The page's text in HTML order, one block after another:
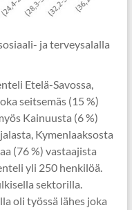
ja terveysalalla
Etelä-Savossa,
seitsemäs (15 %)
Kainuusta (6 %)
Kymenlaaksosta
(76 %) vastaajista
yli 250 henkilöä.
sektorilla.
oli työssä lähes joka